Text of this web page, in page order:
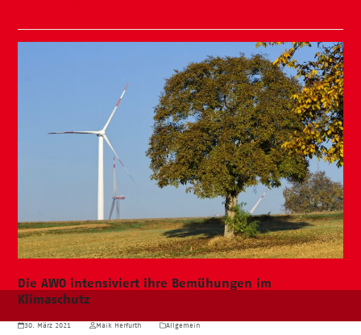
Die AWO intensiviert ihre Bemühungen im
Klimaschutz
30. März 2021 Maik Herfurth Allgemein